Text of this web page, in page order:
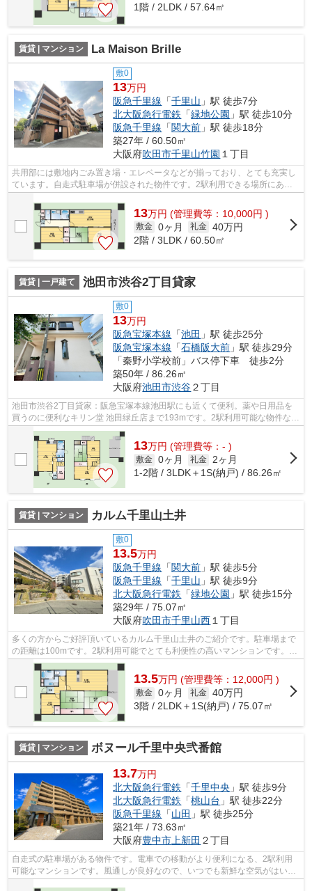
1階 / 2LDK / 57.64㎡
賃貸 | マンション La Maison Brille
敷0
13万円
阪急千里線 「千里山 」駅 徒歩7分
北大阪急行電鉄 「緑地公園 」駅 徒歩10分
阪急千里線 「関大前 」駅 徒歩18分
築27年 / 60.50㎡
大阪府吹田市千里山竹園 １丁目
共用部には敷地内ごみ置き場・エレベータなどが揃っており、とても充実し
ています。自走式駐車場が併設された物件です。2駅利用できる場所にある
13万円 (管理費等：10,000円 )
敷金 0ヶ月 礼金 40万円
2階 / 3LDK / 60.50㎡
賃貸 | 一戸建て 池田市渋谷2丁目貸家
敷0
13万円
阪急宝塚本線 「池田 」駅 徒歩25分
阪急宝塚本線 「石橋阪大前 」駅 徒歩29分
「秦野小学校前」バス停下車 徒歩2分
築50年 / 86.26㎡
大阪府池田市渋谷２丁目
池田市渋谷2丁目貸家：阪急宝塚本線池田駅にも近くて便利。薬や日用品を
買うのに便利なキリン堂 池田緑丘店まで193mです。2駅利用可能な物件なの
で、用途や行き先に応じて経路を選択で...
13万円 (管理費等：- )
敷金 0ヶ月 礼金 2ヶ月
1-2階 / 3LDK＋1S(納戸) / 86.26㎡
賃貸 | マンション カルム千里山土井
敷0
13.5万円
阪急千里線 「関大前 」駅 徒歩5分
阪急千里線 「千里山 」駅 徒歩9分
北大阪急行電鉄 「緑地公園 」駅 徒歩15分
築29年 / 75.07㎡
大阪府吹田市千里山西 １丁目
多くの方からご好評頂いているカルム千里山土井のご紹介です。駐車場まで
の距離は100mです。2駅利用可能でとても利便性の高いマンションです。こ
ちらはマンションタイプになります。吹...
13.5万円 (管理費等：12,000円 )
敷金 0ヶ月 礼金 40万円
3階 / 2LDK＋1S(納戸) / 75.07㎡
賃貸 | マンション ボヌール千里中央弐番館
13.7万円
北大阪急行電鉄 「千里中央 」駅 徒歩9分
北大阪急行電鉄 「桃山台 」駅 徒歩22分
阪急千里線 「山田 」駅 徒歩25分
築21年 / 73.63㎡
大阪府豊中市上新田 ２丁目
自走式の駐車場がある物件です。電車での移動がより便利になる、2駅利用
可能なマンションです。風通しが良好なので、いつでも新鮮な空気がはいっ